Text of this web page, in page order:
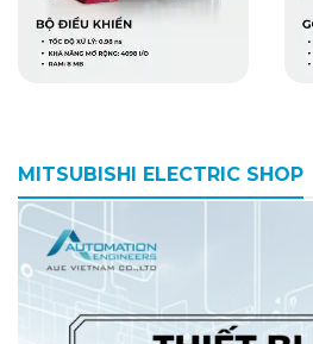
MITSUBISHI ELECTRIC SHOP